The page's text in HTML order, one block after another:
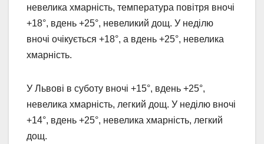
невелика хмарність, температура повітря вночі
+18°, вдень +25°, невеликий дощ. У неділю
вночі очікується +18°, а вдень +25°, невелика
хмарність.
У Львові в суботу вночі +15°, вдень +25°,
невелика хмарність, легкий дощ. У неділю вночі
+14°, вдень +25°, невелика хмарність, легкий
дощ.